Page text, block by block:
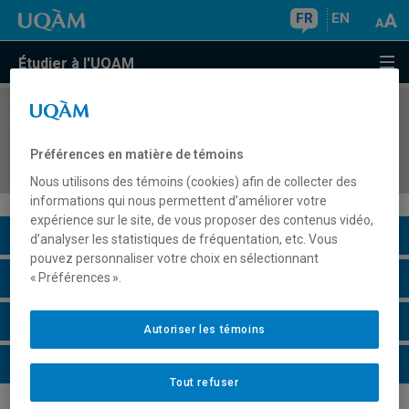
FR EN
Étudier à l'UQAM
COURS//
l'intervention
Description du cours
Horaire - Été 2026
Horaire - Automne 2026
Horaire - Hiver 2027
Préférences en matière de témoins
Nous utilisons des témoins (cookies) afin de collecter des
informations qui nous permettent d’améliorer votre
expérience sur le site, de vous proposer des contenus vidéo,
d’analyser les statistiques de fréquentation, etc. Vous
pouvez personnaliser votre choix en sélectionnant
« Préférences ».
Tout refuser
Autoriser les témoins